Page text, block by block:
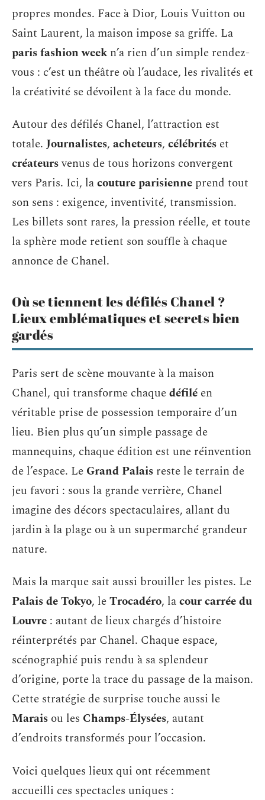
propres mondes. Face à Dior, Louis Vuitton ou
Saint Laurent, la maison impose sa griffe. La
paris fashion weekn’a rien d’un simple rendez-
vous : c’est un théâtre où l’audace, les rivalités et
la créativité se dévoilent à la face du monde.
Autour des défilés Chanel, l’attraction est
totale. Journalistes, acheteurs, célébrités et
créateursvenus de tous horizons convergent
vers Paris. Ici, lacouture parisienne prend tout
son sens : exigence, inventivité, transmission.
Les billets sont rares, la pression réelle, et toute
la sphère mode retient son souffle à chaque
annonce de Chanel.
Où se tiennent les défilés Chanel ?
Lieux emblématiques et secrets bien
gardés
Paris sert de scène mouvante à la maison
Chanel, qui transforme chaquedéfilé en
véritable prise de possession temporaire d’un
lieu. Bien plus qu’un simple passage de
mannequins, chaque édition est une réinvention
de l’espace. Le Grand Palais reste le terrain de
jeu favori : sous la grande verrière, Chanel
imagine des décors spectaculaires, allant du
jardin à la plage ou à un supermarché grandeur
nature.
Mais la marque sait aussi brouiller les pistes. Le
Palais de Tokyo, leTrocadéro, lacour carrée du
Louvre : autant de lieux chargés d’histoire
réinterprétés par Chanel. Chaque espace,
scénographié puis rendu à sa splendeur
d’origine, porte la trace du passage de la maison.
Cette stratégie de surprise touche aussi le
Marais ou les Champs-Élysées, autant
d’endroits transformés pour l’occasion.
Voici quelques lieux qui ont récemment
accueilli ces spectacles uniques :